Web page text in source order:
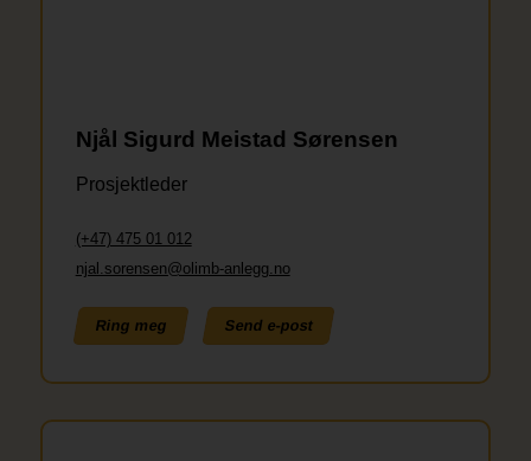
Njål Sigurd Meistad Sørensen
Prosjektleder
(+47) 475 01 012
njal.sorensen@olimb-anlegg.no
Ring meg Send e-post